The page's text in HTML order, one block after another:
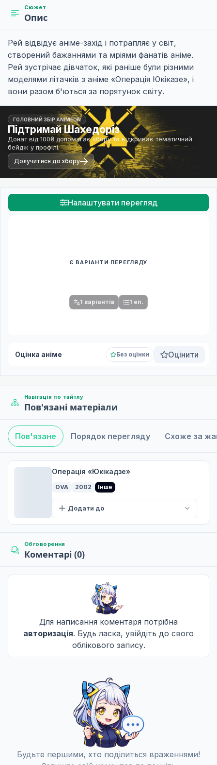
Сюжет
Опис
Рей відвідує аніме-захід і потрапляє у світ,
створений бажаннями та мріями фанатів аніме.
Рей зустрічає дівчаток, які раніше були різними
моделями літачків з аніме «Операція Юкіказе», і
вони разом б'ються за порятунок світу.
ГОЛОВНИЙ ЗБІР ANIMEON
Підтримай Шахедоріз
Донат від 100₴ допомагає збору та відкриває тематичний
бейдж у профілі.
Долучитися до збору
Налаштувати перегляд
Є ВАРІАНТИ ПЕРЕГЛЯДУ
1 варіантів 1 еп.
Оцінка аніме Без оцінки Оцінити
Навігація по тайтлу
Пов'язані матеріали
Пов'язане Порядок перегляду Схоже за
Операція «Юкікадзе»
OVA 2002 Інше
Додати до
Обговорення
Коментарі (0)
Для написання коментаря потрібна
авторизація. Будь ласка, увійдіть до свого
облікового запису.
Будьте першими, хто поділиться враженнями!